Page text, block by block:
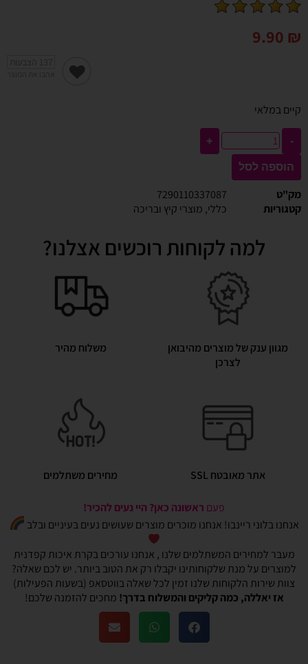
9.90 ₪
קיים במלאי
-
+
הוספה לסל
מק"ט
7290110337087
קטגוריות
כללי, מוצרי קיץ ובריכה
למה לקוחות רוכשים אצלנו?
מגוון ענק של מוצרים מהיבואן
לצרכן
משלוח מהיר
אתר מאובטח SSL מחירים משתלמים
פעם ראשונה כאן? היי נעים להכיר!
אנחנו בלוני ריינבו! אנחנו מוכרים מוצרים שעושים נעים בעיניים ובלב
מעבר למחירים המשתלמים שלנו , אנחנו עורכים בקרת איכות קפדנית
למוצרים על מנת שלקוחותינו יקבלו רק את הטוב ביותר. יש לכם שאלה?
צוות שירות הלקוחות שלנו זמין לכל שאלה בווטסאפ (בשעות הפעילות)
אז יאללה, כמה קליקים והמשלוח בדרך! מחכים להזמנה שלכם!